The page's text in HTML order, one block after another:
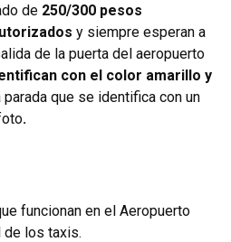
de 250/300 pesos
y siempre esperan a
de la puerta del aeropuerto
con el color amarillo y
que se identifica con un
.
funcionan en el Aeropuerto
de los taxis.